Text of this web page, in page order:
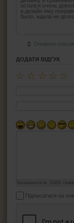
остался очень
и дизайн ему
было, ждала не
Оновити список
ДОДАТИ ВІДГУК
☆
☆
☆
☆
☆
Залишилося: 1000
Підписатися на